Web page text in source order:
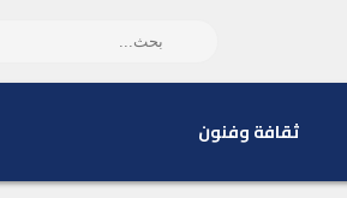
ثقافة وفنون